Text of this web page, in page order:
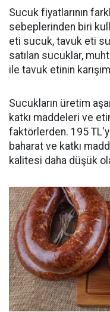
Sucuk fiyatlarının
sebeplerinden biri
eti sucuk, tavuk eti
satılan sucuklar,
ile tavuk etinin
Sucukların üretim
katkı maddeleri ve
faktörlerden. 195
baharat ve katkı
kalitesi daha düşük